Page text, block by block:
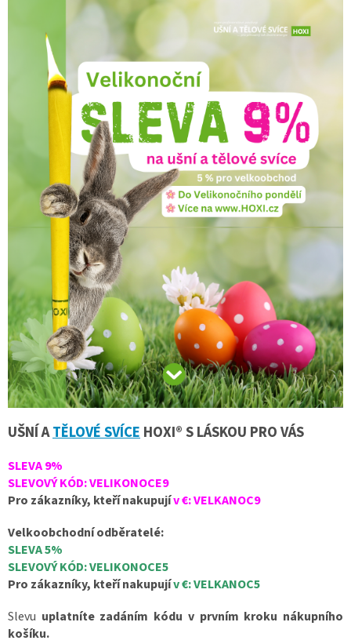
UŠNÍ ATĚLOVÉ SVÍCE HOXI® S LÁSKOU PRO VÁS
SLEVA 9%
SLEVOVÝ KÓD: VELIKONOCE9
Pro zákazníky, kteří nakupujív €: VELKANOC9
Velkoobchodní odběratelé:
SLEVA 5%
SLEVOVÝ KÓD: VELIKONOCE5
Pro zákazníky, kteří nakupujív €: VELKANOC5
Slevu uplatníte zadáním kódu v prvním kroku nákupního
košíku.